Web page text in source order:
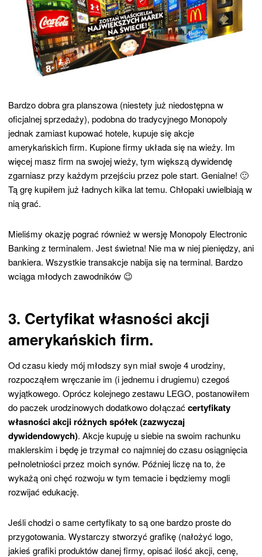
Bardzo dobra gra planszowa (niestety już niedostępna w
oficjalnej sprzedaży), podobna do tradycyjnego Monopoly
jednak zamiast kupować hotele, kupuje się akcje
amerykańskich firm. Kupione firmy układa się na wieży. Im
więcej masz firm na swojej wieży, tym większą dywidendę
zgarniasz przy każdym przejściu przez pole start. Genialne! 🙂
Tą grę kupiłem już ładnych kilka lat temu. Chłopaki uwielbiają w
nią grać.
Mieliśmy okazję pograć również w wersję Monopoly Electronic
Banking z terminalem. Jest świetna! Nie ma w niej pieniędzy, ani
bankiera. Wszystkie transakcje nabija się na terminal. Bardzo
wciąga młodych zawodników 😉
3. Certyfikat własności akcji
amerykańskich firm.
Od czasu kiedy mój młodszy syn miał swoje 4 urodziny,
rozpocząłem wręczanie im (i jednemu i drugiemu) czegoś
wyjątkowego. Oprócz kolejnego zestawu LEGO, postanowiłem
do paczek urodzinowych dodatkowo dołączać certyfikaty
własności akcji różnych spółek (zazwyczaj
dywidendowych). Akcje kupuję u siebie na swoim rachunku
maklerskim i będę je trzymał co najmniej do czasu osiągnięcia
pełnoletniości przez moich synów. Później liczę na to, że
wykażą oni chęć rozwoju w tym temacie i będziemy mogli
rozwijać edukację.
Jeśli chodzi o same certyfikaty to są one bardzo proste do
przygotowania. Wystarczy stworzyć grafikę (nałożyć logo,
jakieś grafiki produktów danej firmy, opisać ilość akcji, cenę,